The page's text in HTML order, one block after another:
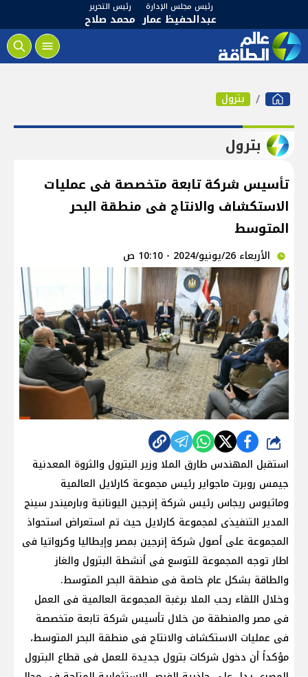
رئيس مجلس الإدارة
عبدالحفيظ عمار
رئيس التحرير
محمد صلاح
بترول
بترول
تأسيس شركة تابعة متخصصة فى عمليات
الاستكشاف والانتاج فى منطقة البحر
المتوسط
الأربعاء 26/يونيو/2024 - 10:10 ص
شارك
استقبل المهندس طارق الملا وزير البترول والثروة المعدنية
جيمس روبرت ماجواير رئيس مجموعة كارلايل العالمية
وماثيوس ريجاس رئيس شركة إنرجين اليونانية وبارميندر سينج
المدير التنفيذى لمجموعة كارلايل حيث تم استعراض استحواذ
المجموعة على أصول شركة إنرجين بمصر وإيطاليا وكرواتيا فى
اطار توجه المجموعة للتوسع فى أنشطة البترول والغاز
والطاقة بشكل عام خاصة فى منطقة البحر المتوسط.
وخلال اللقاء رحب الملا برغبة المجموعة العالمية فى العمل
فى مصر والمنطقة من خلال تأسيس شركة تابعة متخصصة
فى عمليات الاستكشاف والانتاج فى منطقة البحر المتوسط،
مؤكداً أن دخول شركات بترول جديدة للعمل فى قطاع البترول